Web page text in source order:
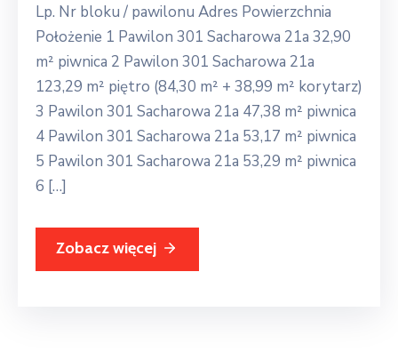
Lp. Nr bloku / pawilonu Adres Powierzchnia
Położenie 1 Pawilon 301 Sacharowa 21a 32,90
m² piwnica 2 Pawilon 301 Sacharowa 21a
123,29 m² piętro (84,30 m² + 38,99 m² korytarz)
3 Pawilon 301 Sacharowa 21a 47,38 m² piwnica
4 Pawilon 301 Sacharowa 21a 53,17 m² piwnica
5 Pawilon 301 Sacharowa 21a 53,29 m² piwnica
6 […]
Zobacz więcej